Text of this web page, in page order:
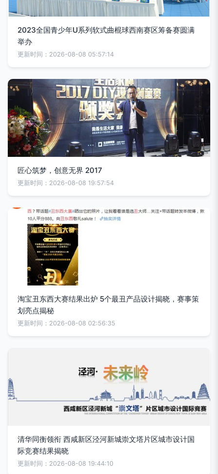
2023全国青少年U系列软式曲棍球西南赛区筹备赛圆满
举办
更新时间：2026-08-08 05:57:14
匠心筑梦，创意无界 2017
更新时间：2026-08-08 19:57:54
淘宝丑东西大赛结果出炉 5个最丑产品设计揭晓，赛事策
划亮点揭秘
更新时间：2026-08-08 02:56:35
清华同衡领衔 西咸新区泾河新城崇文塔片区城市设计国
际竞赛结果揭晓
更新时间：2026-08-08 19:44:10